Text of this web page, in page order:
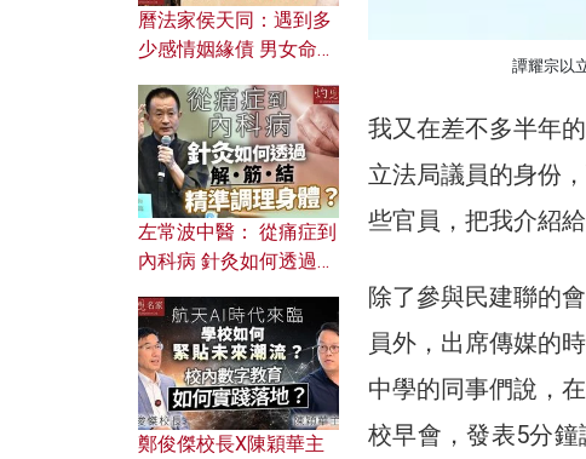
譚耀宗以
我又在差不多半年
立法局議員的身份
些官員，把我介紹
除了參與民建聯的
員外，出席傳媒的
中學的同事們說，
校早會，發表5分
曆法家侯天同：遇到多
少感情姻緣債 男女命途
的七情六欲？
左常波中醫： 從痛症到
內科病 針灸如何透過解
鄭俊傑校長X陳穎華主